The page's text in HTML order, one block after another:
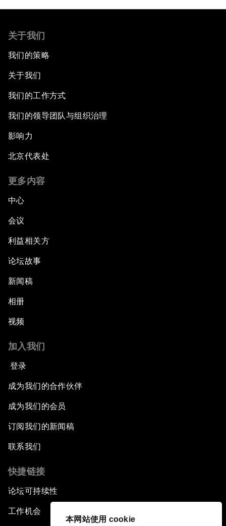
本网站使用 cookie
关于我们
我们的策略
关于我们
我们的工作方式
我们的领导团队与组织治理
影响力
北京代表处
更多内容
中心
会议
利益相关方
论坛故事
新闻稿
相册
视频
加入我们
登录
成为我们的合作伙伴
成为我们的会员
订阅我们的新闻稿
联系我们
快捷链接
论坛可持续性
工作机会